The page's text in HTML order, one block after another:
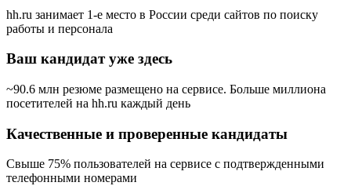
hh.ru занимает 1-е место в России среди сайтов по поиску
работы и персонала
Ваш кандидат уже здесь
~90.6 млн резюме размещено на сервисе. Больше миллиона
посетителей на hh.ru каждый день
Качественные и проверенные кандидаты
Свыше 75% пользователей на сервисе с подтвержденными
телефонными номерами